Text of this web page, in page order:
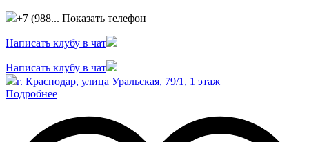
+7 (988... Показать телефон
Написать клубу в чат
Написать клубу в чат
г. Краснодар, улица Уральская, 79/1, 1 этаж
Подробнее